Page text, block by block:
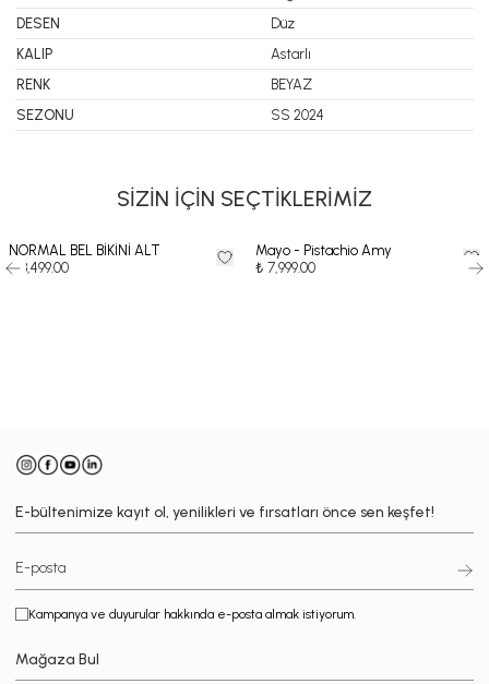
DESEN
Düz
KALIP
Astarlı
RENK
BEYAZ
SEZONU
SS 2024
SİZİN İÇİN SEÇTİKLERİMİZ
NORMAL BEL BİKİNİ ALT
₺ 3,499.00
Mayo - Pistachio Amy
₺ 7,999.00
E-bültenimize kayıt ol, yenilikleri ve fırsatları önce sen keşfet!
Kampanya ve duyurular hakkında e-posta almak istiyorum.
Mağaza Bul